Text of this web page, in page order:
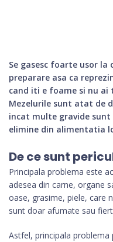
Se gasesc foarte usor
preparare asa ca
cand iti e foame si nu ai
Mezelurile sunt atat de
incat multe gravide
elimine din alimentatia
De ce sunt
Principala problema este
adesea din carne, organe
oase, grasime, piele, care
sunt doar afumate sau
Astfel, principala